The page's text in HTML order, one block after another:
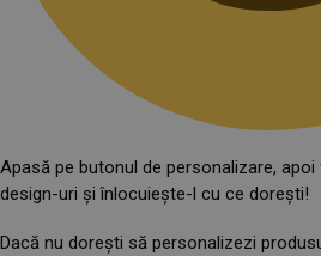
Apasă pe butonul de personalizare,
design-uri și înlocuiește-l cu ce dorești!
Dacă nu dorești să personalizezi